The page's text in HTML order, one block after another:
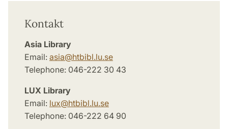
Kontakt
Asia Library
Email: asia@htbibl.lu.se
Telephone: 046-222 30 43
LUX Library
Email: lux@htbibl.lu.se
Telephone: 046-222 64 90